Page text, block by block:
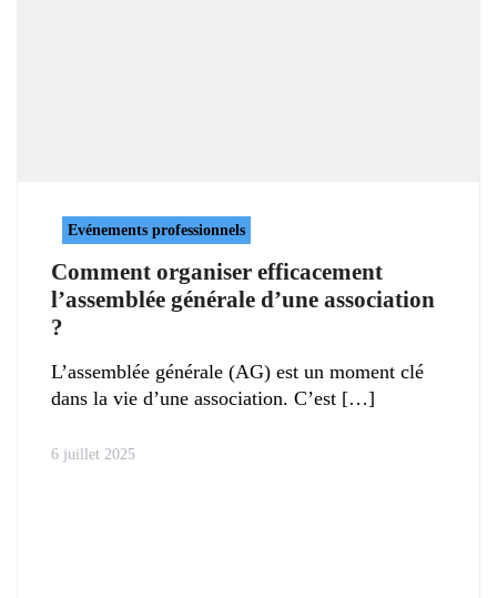
Evénements professionnels
Comment organiser efficacement
l’assemblée générale d’une association
?
L’assemblée générale (AG) est un moment clé
dans la vie d’une association. C’est
6 juillet 2025